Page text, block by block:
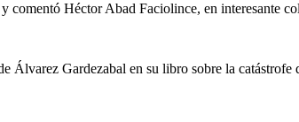
Héctor Abad Faciolince, en interesante
Álvarez Gardezabal en su libro sobre la